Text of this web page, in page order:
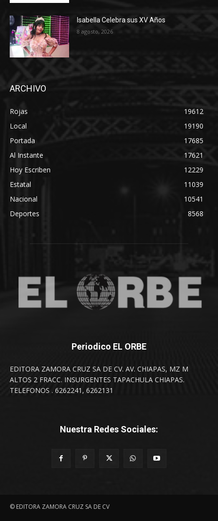
Isabella Celebra sus XV Años
8 agosto, 2026
ARCHIVO
Rojas
19612
Local
19190
Portada
17685
Al Instante
17621
Hoy Escriben
12229
Estatal
11039
Nacional
10541
Deportes
8568
Periodico EL ORBE
EDITORA ZAMORA CRUZ SA DE CV. AV. CHIAPAS, MZ M
ALTOS 2 FRACC. INSURGENTES TAPACHULA CHIAPAS.
TELEFONOS . 6262241, 6262131
Nuestra Redes Sociales:
© EDITORA ZAMORA CRUZ SA DE CV